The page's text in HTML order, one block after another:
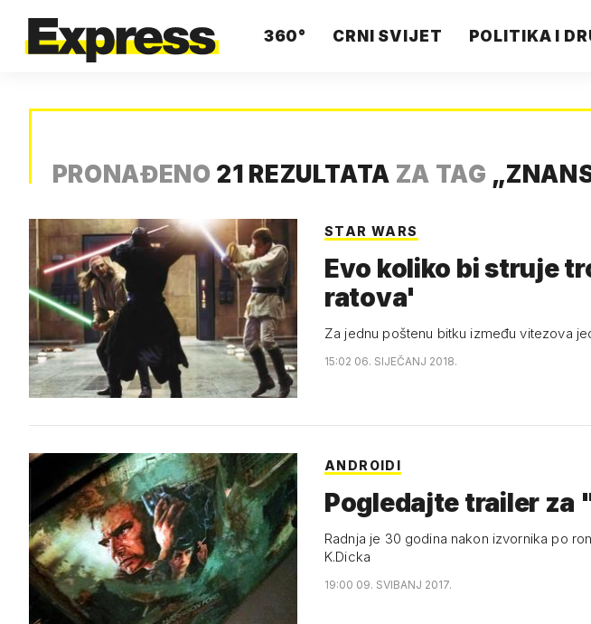
360° CRNI SVIJET POLITIKA I
PRONAĐENO 21 REZULTATA ZA TAG „
STAR WARS
Evo koliko bi struje
ratova'
Za jednu poštenu bitku između vitezova
15:02 06. SIJEČANJ 2018.
ANDROIDI
Pogledajte trailer za
Radnja je 30 godina nakon izvornika po romanu "Sanjaju li androidi
K.Dicka
19:00 09. SVIBANJ 2017.